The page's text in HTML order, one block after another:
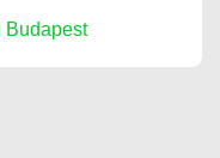
Budapest